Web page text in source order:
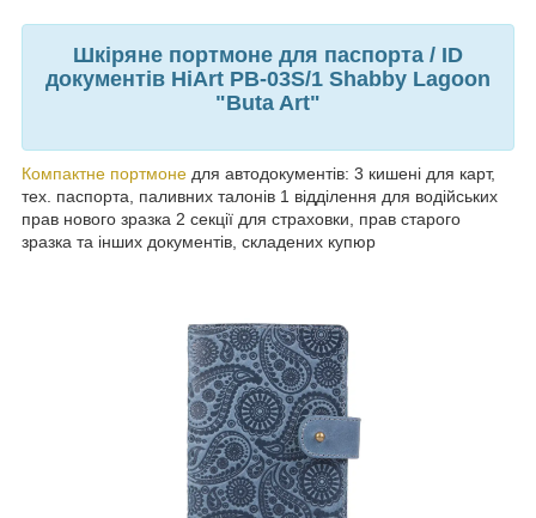
Шкіряне портмоне для паспорта / ID
документів HiArt PB-03S/1 Shabby Lagoon
"Buta Art"
Компактне портмоне для автодокументів: 3 кишені для карт,
тех. паспорта, паливних талонів 1 відділення для водійських
прав нового зразка 2 секції для страховки, прав старого
зразка та інших документів, складених купюр